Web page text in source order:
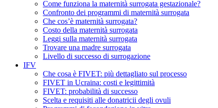
Come funziona la maternità surrogata gestazionale?
Confronto dei programmi di maternità surrogata
Che cos’è maternità surrogata?
Costo della maternità surrogata
Leggi sulla maternità surrogata
Trovare una madre surrogata
Livello di successo di surrogazione
IFV
Che cosa è FIVET: più dettagliato sul processo
FIVET in Ucraina: costi e legittimità
FIVET: probabilità di successo
Scelta e requisiti alle donatricii degli ovuli